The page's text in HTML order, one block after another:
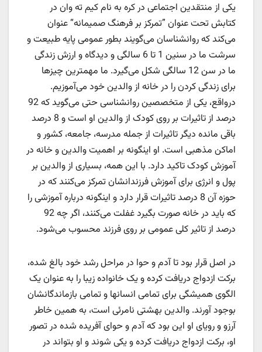
یکی از منتقدین اجتماعی در کره به نام کیم ته وان در
کتابش تحت عنوان ”تمرکز بر فرهنگ صمیمانه“ عنوان
می‌کند که روانشناسان می‌گویند بطور عمومی پایه طبیعت و
سرشت ما در سنین 1 تا 6 سالگی و دیدگاه و ارزش زندگی
ما در سن 12 سالگی شکل ‌می‌گیرد. ما مهمترین چیزها
برای زندگی کردن را در خانه از والدین خود می‌آموزیم.
درواقع، یکی از متخصصین روانشناسی حتی می‌گوید که 92
درصد از تاثیرات بر روی کودک از والدین او است و 8 درصد
باقی مانده دیگر تاثیرات از جمله مدرسه، جامعه، کشور و
اماکن مذهبی است. او اینگونه بر اهمیت والدین و خانه در
آموزش کودک تاکید دارد. با این همه، بسیاری از والدین بر
پول و انرژی برای آموزش فرزندانشان تمرکز می‌کنند که در
حوزه آن 8 درصد تاثیرات قرار دارد و اینگونه درباره آموزشی را
که باید در خانه صورت بگیرد غفلت می‌کنند، اگر چه 92
درصد از تاثیر کلی عمومی بر روی فرزند محسوب می‌شود.
در اصل قرار بود تا آدم و حوا در مراحل رشد خود بالغ شده،
برکت ازدواج دریافت کرده و یک خانواده زیبا را به عنوان یک
الگوی همیشگی برای تمامی انسانها و تمامی بازماندگانشان
بوجود آورند. والدین بهشتی نامرئی است، به همین خاطر
آرزو و رویای او این بود که آدم و حوای آفریده شده در تصور
او، برکت ازدواج دریافت کرده و یکی شوند و او بتواند در